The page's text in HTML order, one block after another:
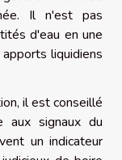
Il n'est pas
d'eau en une
liquidiens
il est conseillé
aux signaux du
un indicateur